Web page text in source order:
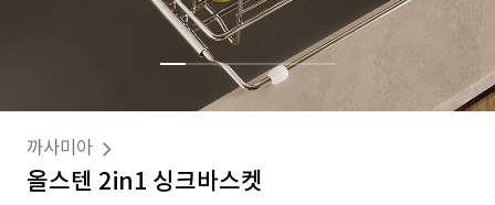
까사미아
올스텐 2in1 싱크바스켓